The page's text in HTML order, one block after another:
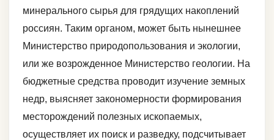
минерального сырья для грядущих накоплений
россиян. Таким органом, может быть нынешнее
Министерство природопользования и экологии,
или же возрожденное Министерство геологии. На
бюджетные средства проводит изучение земных
недр, выясняет закономерности формирования
месторождений полезных ископаемых,
осуществляет их поиск и разведку, подсчитывает